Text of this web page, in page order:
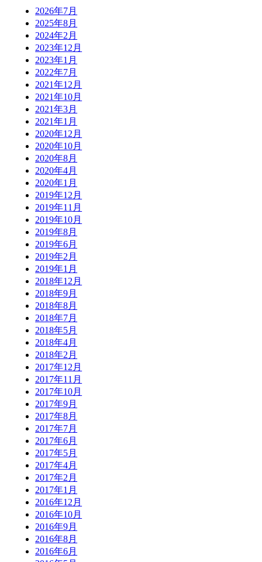
2026年7月
2025年8月
2024年2月
2023年12月
2023年1月
2022年7月
2021年12月
2021年10月
2021年3月
2021年1月
2020年12月
2020年10月
2020年8月
2020年4月
2020年1月
2019年12月
2019年11月
2019年10月
2019年8月
2019年6月
2019年2月
2019年1月
2018年12月
2018年9月
2018年8月
2018年7月
2018年5月
2018年4月
2018年2月
2017年12月
2017年11月
2017年10月
2017年9月
2017年8月
2017年7月
2017年6月
2017年5月
2017年4月
2017年2月
2017年1月
2016年12月
2016年10月
2016年9月
2016年8月
2016年6月